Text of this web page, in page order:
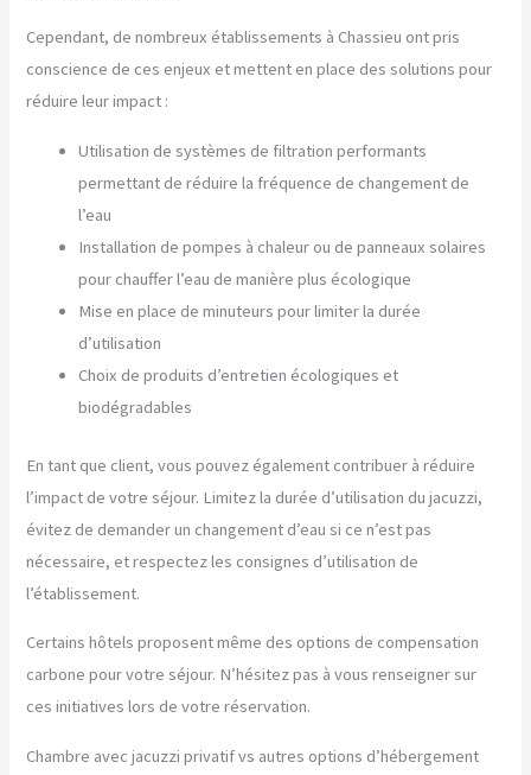
Cependant, de nombreux établissements à Chassieu ont pris
conscience de ces enjeux et mettent en place des solutions pour
réduire leur impact :
Utilisation de systèmes de filtration performants
permettant de réduire la fréquence de changement de
l’eau
Installation de pompes à chaleur ou de panneaux solaires
pour chauffer l’eau de manière plus écologique
Mise en place de minuteurs pour limiter la durée
d’utilisation
Choix de produits d’entretien écologiques et
biodégradables
En tant que client, vous pouvez également contribuer à réduire
l’impact de votre séjour. Limitez la durée d’utilisation du jacuzzi,
évitez de demander un changement d’eau si ce n’est pas
nécessaire, et respectez les consignes d’utilisation de
l’établissement.
Certains hôtels proposent même des options de compensation
carbone pour votre séjour. N’hésitez pas à vous renseigner sur
ces initiatives lors de votre réservation.
Chambre avec jacuzzi privatif vs autres options d’hébergement